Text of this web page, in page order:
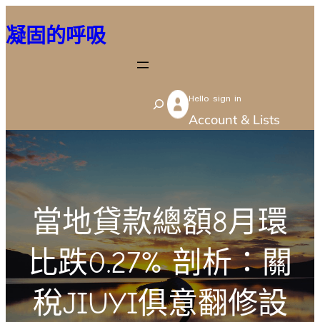
至
容
凝固的呼吸
S
e
h
Hello sign in
Account & Lists
當地貸款總額8月環
比跌0.27% 剖析：關
稅JIUYI俱意翻修設